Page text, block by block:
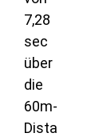
7,28
sec
über
die
60m-
Dista